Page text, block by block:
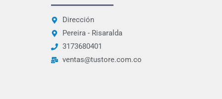
Dirección
Pereira - Risaralda
3173680401
ventas@tustore.com.co